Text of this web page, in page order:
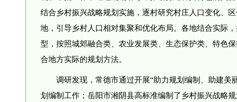
结合乡村振兴战略规划实施，逐村研究村庄人口变化、
地，引导乡村人口相对集聚和优化布局。各地结合实际
型，按照城郊融合类、农业发展类、生态保护类、特色
合地方实际的规划方法。
调研发现，常德市通过开展“助力规划编制、助建美
划编制工作；岳阳市湘阴县高标准编制了乡村振兴战略